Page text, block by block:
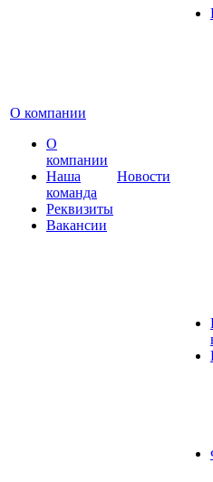
О компании
О
компании
Наша
команда
Реквизиты
Вакансии
Новости